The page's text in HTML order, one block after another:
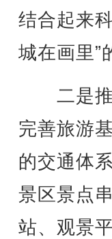
结合起来
城在画里”
二是推
完善旅游
的交通体
景区景点
站、观景